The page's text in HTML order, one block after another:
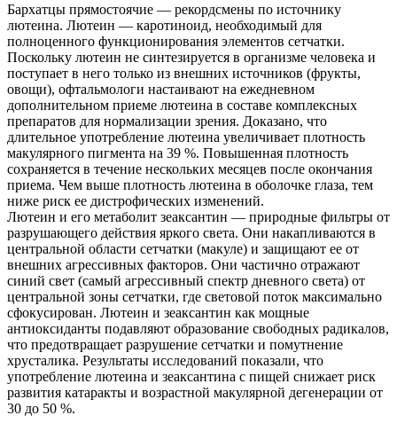
Бархатцы прямостоячие ― рекордсмены по источнику
лютеина. Лютеин — каротиноид, необходимый для
полноценного функционирования элементов сетчатки.
Поскольку лютеин не синтезируется в организме человека и
поступает в него только из внешних источников (фрукты,
овощи), офтальмологи настаивают на ежедневном
дополнительном приеме лютеина в составе комплексных
препаратов для нормализации зрения. Доказано, что
длительное употребление лютеина увеличивает плотность
макулярного пигмента на 39 %. Повышенная плотность
сохраняется в течение нескольких месяцев после окончания
приема. Чем выше плотность лютеина в оболочке глаза, тем
ниже риск ее дистрофических изменений.
Лютеин и его метаболит зеаксантин — природные фильтры от
разрушающего действия яркого света. Они накапливаются в
центральной области сетчатки (макуле) и защищают ее от
внешних агрессивных факторов. Они частично отражают
синий свет (самый агрессивный спектр дневного света) от
центральной зоны сетчатки, где световой поток максимально
сфокусирован. Лютеин и зеаксантин как мощные
антиоксиданты подавляют образование свободных радикалов,
что предотвращает разрушение сетчатки и помутнение
хрусталика. Результаты исследований показали, что
употребление лютеина и зеаксантина с пищей снижает риск
развития катаракты и возрастной макулярной дегенерации от
30 до 50 %.